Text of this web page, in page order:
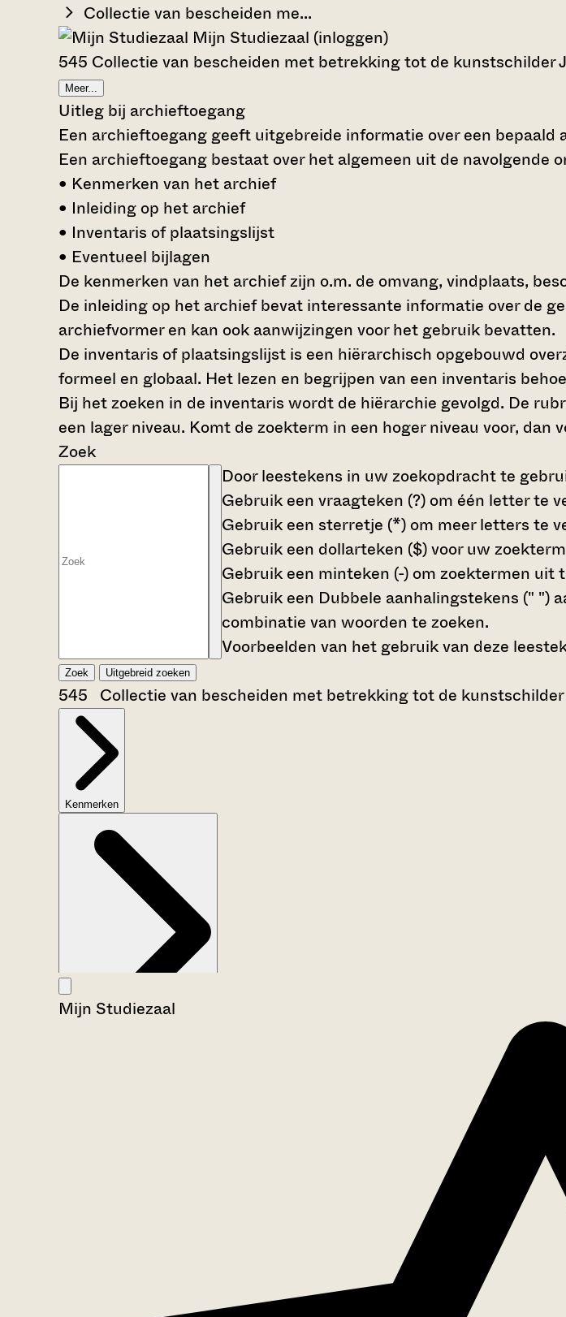
Collectie van bescheiden me...
Mijn Studiezaal (inloggen)
545 Collectie van bescheiden met betrekking tot de kunstschilder
Meer...
Uitleg bij archieftoegang
Een archieftoegang geeft uitgebreide informatie over een bepaald
Een archieftoegang bestaat over het algemeen uit de navolgende
• Kenmerken van het archief
• Inleiding op het archief
• Inventaris of plaatsingslijst
• Eventueel bijlagen
De kenmerken van het archief zijn o.m. de omvang, vindplaats,
De inleiding op het archief bevat interessante informatie over de
archiefvormer en kan ook aanwijzingen voor het gebruik bevatten.
De inventaris of plaatsingslijst is een hiërarchisch opgebouwd
formeel en globaal. Het lezen en begrijpen van een inventaris
Bij het zoeken in de inventaris wordt de hiërarchie gevolgd. De
een lager niveau. Komt de zoekterm in een hoger niveau voor, dan
Zoek
Door leestekens in uw zoekopdracht te
Gebruik een vraagteken (?) om één letter te
Gebruik een sterretje (*) om meer letters te
Gebruik een dollarteken ($)voor uw
Gebruik een minteken (-) om zoektermen uit
Gebruik een Dubbele aanhalingstekens (" ")
combinatie van woorden te zoeken.
Voorbeelden van het gebruik van deze
Zoek Uitgebreid zoeken
545 Collectie van bescheiden met betrekking tot de kunstschilder
Kenmerken
Mijn Studiezaal